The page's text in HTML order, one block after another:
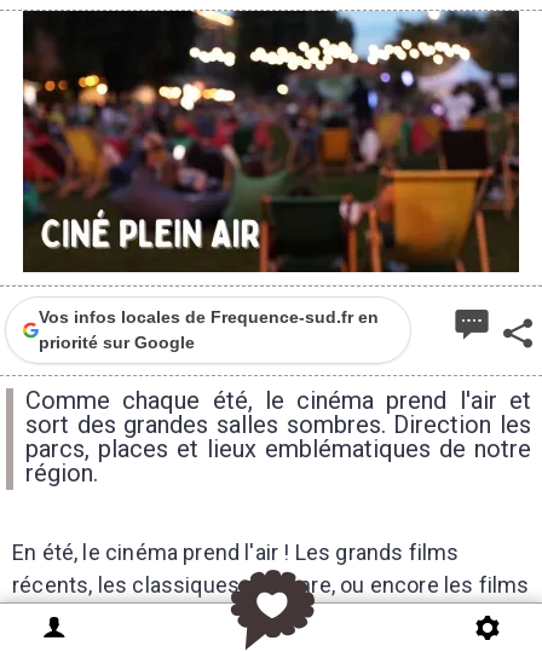
Vos infos locales de Frequence-sud.fr en
priorité sur Google
Comme chaque été, le cinéma prend l'air et
sort des grandes salles sombres. Direction les
parcs, places et lieux emblématiques de notre
région.
En été, le cinéma prend l'air ! Les grands films
récents, les classiques du genre, ou encore les films
d'animation à voir en famille sortent des salles